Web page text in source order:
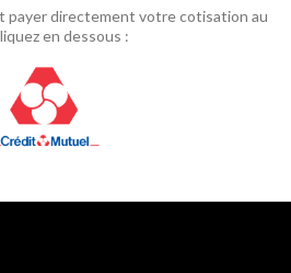
payer directement votre cotisation au
en dessous :